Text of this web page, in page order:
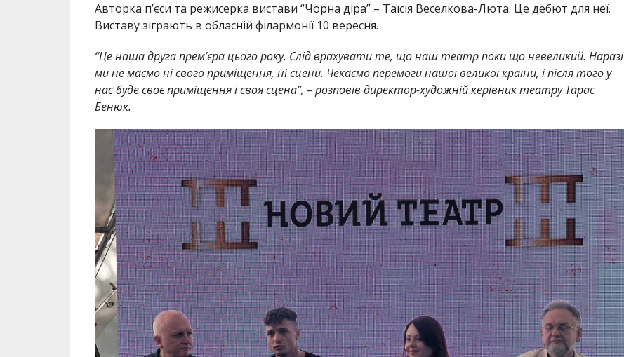
Авторка п’єси та режисерка вистави “Чорна діра” – Таїсія Веселкова-Люта. Це дебют для неї.
Виставу зіграють в обласній філармонії 10 вересня.
“Це наша друга прем’єра цього року. Слід врахувати те, що наш театр поки що невеликий. Наразі
ми не маємо ні свого приміщення, ні сцени. Чекаємо перемоги нашої великої країни, і після того у
нас буде своє приміщення і своя сцена”, – розповів директор-художній керівник театру Тарас
Бенюк.